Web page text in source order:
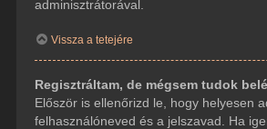
adminisztrátorával.
Vissza a tetejére
Regisztráltam, de mégsem tudok
Először is ellenőrizd le, hogy helyesen
felhasználóneved és a jelszavad. Ha